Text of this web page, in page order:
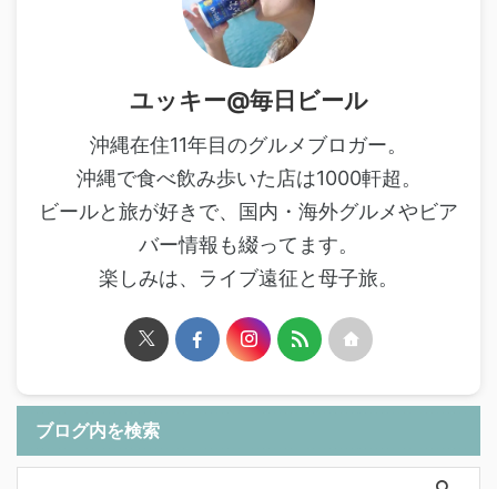
ユッキー@毎日ビール
沖縄在住11年目のグルメブロガー。
沖縄で食べ飲み歩いた店は1000軒超。
ビールと旅が好きで、国内・海外グルメやビア
バー情報も綴ってます。
楽しみは、ライブ遠征と母子旅。
ブログ内を検索